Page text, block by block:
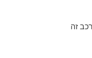
זה